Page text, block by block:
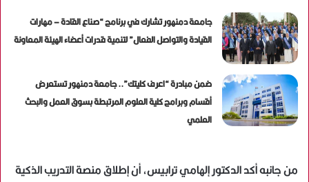
جامعة دمنهور تشارك في برنامج “صناع القادة – مهارات
القيادة والتواصل الفعال” لتنمية قدرات أعضاء الهيئة المعاونة
ضمن مبادرة “اعرف كليتك”.. جامعة دمنهور تستعرض
أقسام وبرامج كلية العلوم المرتبطة بسوق العمل والبحث
العلمي
من جانبه أكد الدكتور إلهامي ترابيس، أن إطلاق منصة التدريب الذكية